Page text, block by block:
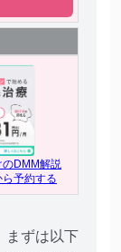
のDMM解説
予約する
まずは以下